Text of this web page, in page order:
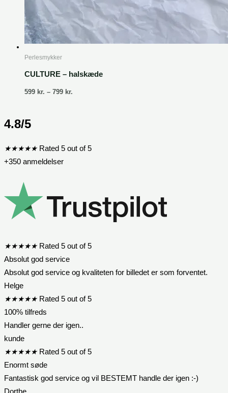
Perlesmykker
CULTURE – halskæde
599 kr. – 799 kr.
4.8/5
★★★★★ Rated 5 out of 5
+350 anmeldelser
★★★★★ Rated 5 out of 5
Absolut god service
Absolut god service og kvaliteten for billedet er som forventet.
Helge
★★★★★ Rated 5 out of 5
100% tilfreds
Handler gerne der igen..
kunde
★★★★★ Rated 5 out of 5
Enormt søde
Fantastisk god service og vil BESTEMT handle der igen :-)